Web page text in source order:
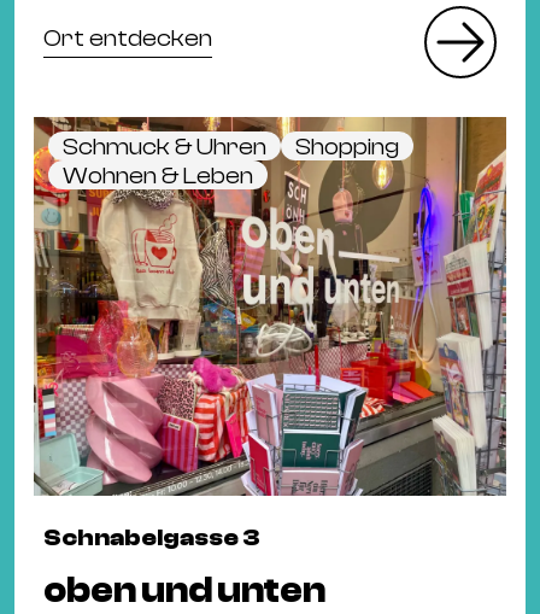
Ort entdecken
Schmuck & Uhren
Shopping
Wohnen & Leben
Schnabelgasse 3
oben und unten